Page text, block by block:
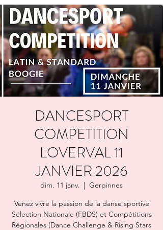
DANCESPORT
COMPETITION
LOVERVAL 11
JANVIER 2026
dim. 11 janv.
  |
Gerpinnes
Venez vivre la passion de la danse sportive
Sélection Nationale (FBDS) et Compétitions
Régionales (Dance Challenge & Rising Stars